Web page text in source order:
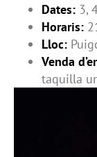
Dates: 3,
Horaris:
Lloc:
Venda
taquilla